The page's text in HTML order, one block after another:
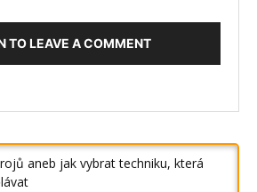
TO LEAVE A COMMENT
aneb jak vybrat techniku, která